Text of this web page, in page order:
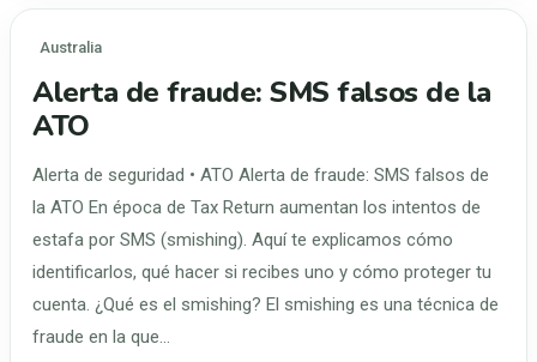
Australia
Alerta de fraude: SMS falsos de la
ATO
Alerta de seguridad • ATO Alerta de fraude: SMS falsos de
la ATO En época de Tax Return aumentan los intentos de
estafa por SMS (smishing). Aquí te explicamos cómo
identificarlos, qué hacer si recibes uno y cómo proteger tu
cuenta. ¿Qué es el smishing? El smishing es una técnica de
fraude en la que…